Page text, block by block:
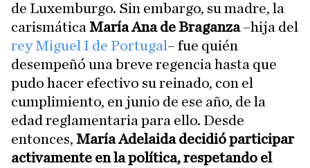
de Luxemburgo. Sin embargo, su madre, la
carismática María Ana de Braganza–hija del
rey Miguel I de Portugal – fue quién
desempeñó una breve regencia hasta que
pudo hacer efectivo su reinado, con el
cumplimiento, en junio de ese año, de la
edad reglamentaria para ello. Desde
entonces, María Adelaida decidió participar
activamente en la política, respetando el